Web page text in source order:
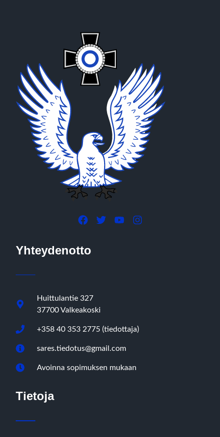
Yhteydenotto
Huittulantie 327
37700 Valkeakoski
+358 40 353 2775 (tiedottaja)
sares.tiedotus@gmail.com
Avoinna sopimuksen mukaan
Tietoja